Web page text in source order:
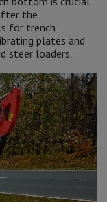
the
for trench
plates and
steer loaders.